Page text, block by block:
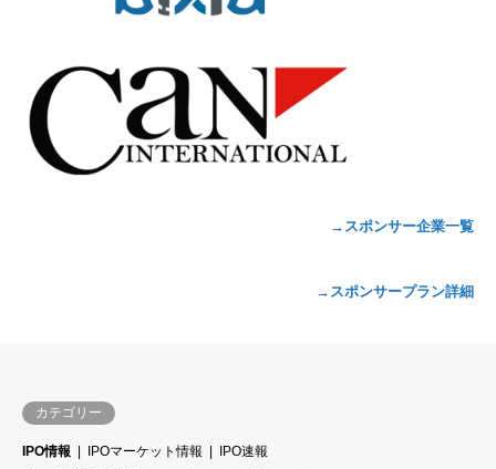
→スポンサー企業一覧
→スポンサープラン詳細
カテゴリー
IPO情報 IPOマーケット情報
IPO速報